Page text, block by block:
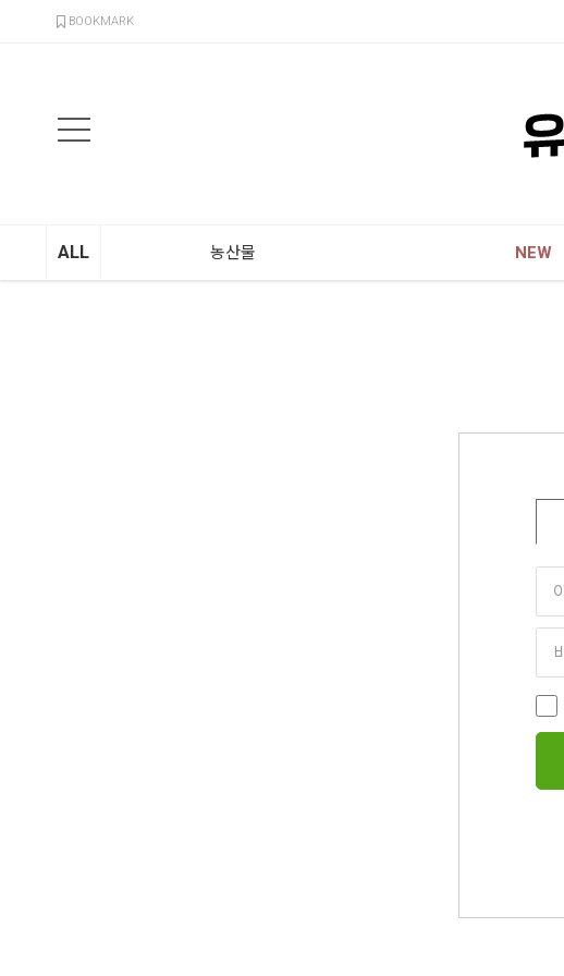
BOOKMARK
ALL 농산물 NEW